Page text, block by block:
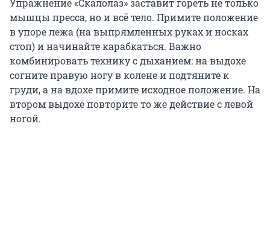
мышцы пресса, но и всё тело. Примите положение
в упоре лежа (на выпрямленных руках и носках
стоп) и начинайте карабкаться. Важно
комбинировать технику с дыханием: на выдохе
согните правую ногу в колене и подтяните к
груди, а на вдохе примите исходное положение. На
втором выдохе повторите то же действие с левой
ногой.